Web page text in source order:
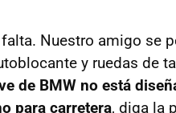
Nuestro amigo se
y ruedas de
de BMW no está
para carretera, diga la